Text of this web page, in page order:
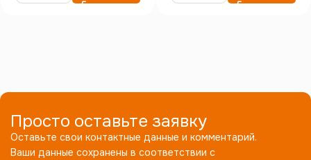
Просто оставьте заявку
Оставьте свои контактные данные и комментарий.
Ваши данные сохранены в соответствии с